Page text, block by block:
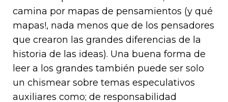
camina por mapas de pensamientos (y qué
mapas!, nada menos que de los pensadores
que crearon las grandes diferencias de la
historia de las ideas). Una buena forma de
leer a los grandes también puede ser solo
un chismear sobre temas especulativos
auxiliares como; de responsabilidad